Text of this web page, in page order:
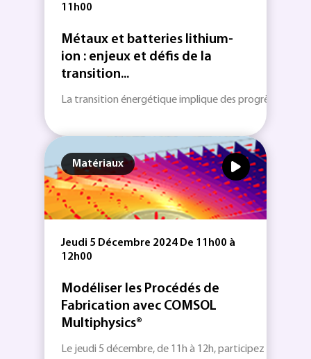
11h00
Métaux et batteries lithium-
ion : enjeux et défis de la
transition...
La transition énergétique implique des progrès
Matériaux
Jeudi 5 Décembre 2024 De 11h00 à
12h00
Modéliser les Procédés de
Fabrication avec COMSOL
Multiphysics®
Le jeudi 5 décembre, de 11h à 12h, participez à ce